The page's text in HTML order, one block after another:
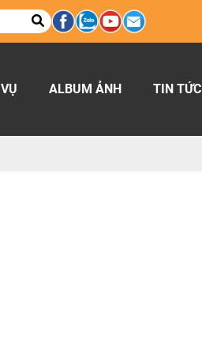
ALBUM ẢNH TIN TỨC